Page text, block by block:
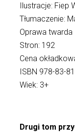
Ilustracje: Fiep
Tłumaczenie:
Oprawa twarda
Stron: 192
Cena
ISBN 978-83-
Wiek: 3+
Drugi tom